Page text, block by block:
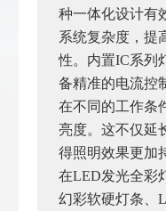
种一体化设计有
系统复杂度，提
性。 内置IC系列
备精准的电流控
在不同的工作条
亮度。这不仅延
得照明效果更加
在LED发光全彩
幻彩软硬灯条、